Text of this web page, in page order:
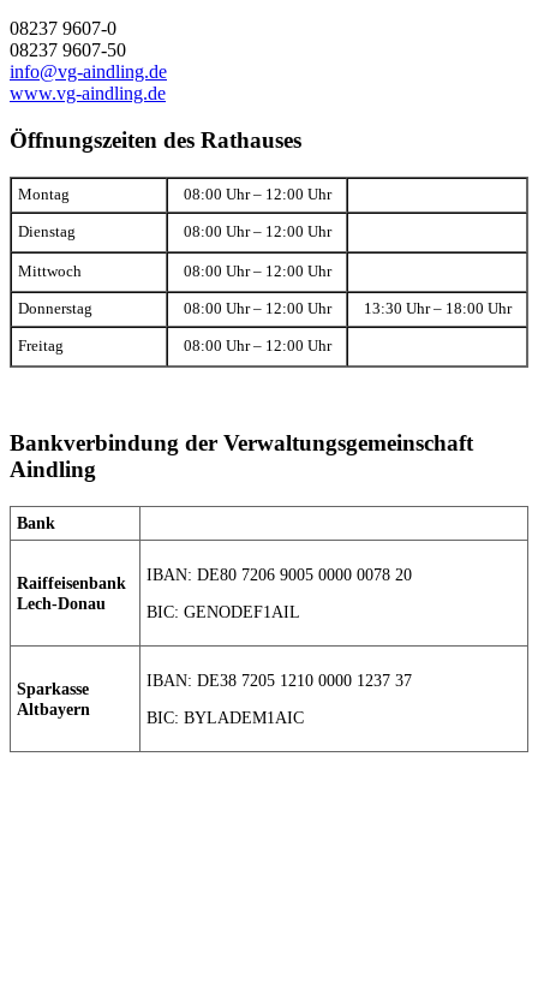
08237 9607-0
08237 9607-50
info@vg-aindling.de
www.vg-aindling.de
Öffnungszeiten des Rathauses
Montag 08:00 Uhr – 12:00 Uhr
Dienstag 08:00 Uhr – 12:00 Uhr
Mittwoch 08:00 Uhr – 12:00 Uhr
Donnerstag 08:00 Uhr – 12:00 Uhr 13:30 Uhr – 18:00 Uhr
Freitag 08:00 Uhr – 12:00 Uhr
Bankverbindung der Verwaltungsgemeinschaft
Aindling
Bank
Raiffeisenbank
Lech-Donau
IBAN: DE80 7206 9005 0000 0078 20
BIC: GENODEF1AIL
Sparkasse
Altbayern
IBAN: DE38 7205 1210 0000 1237 37
BIC: BYLADEM1AIC